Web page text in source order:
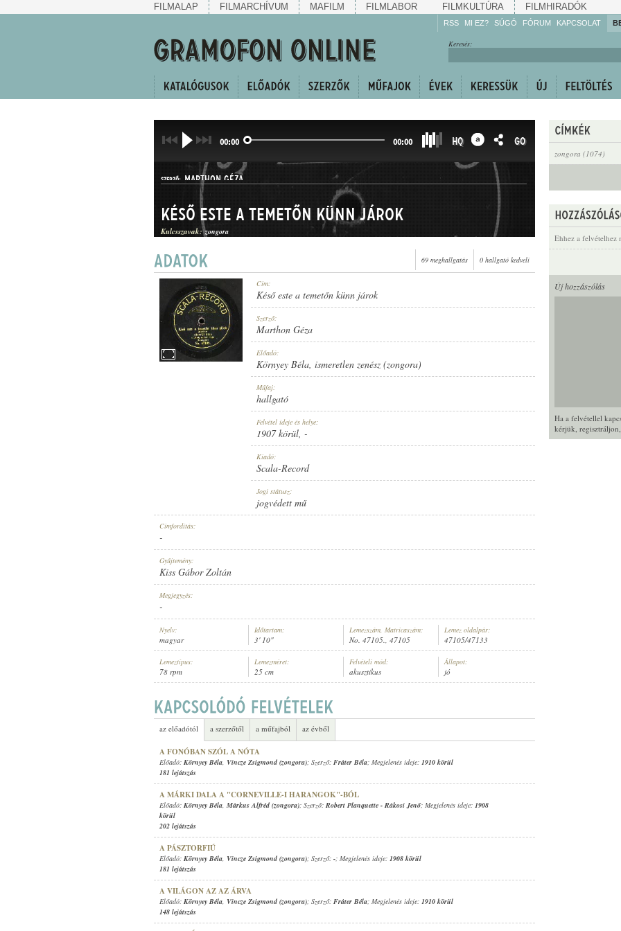
FILMALAP FILMARCHÍVUM MAFILM FILMLABOR FILMKULTÚRA FILMHIRADÓK
RSS MI EZ? SÚGÓ
Gyarapítsa!
FÓRUM KAPCSOLAT
Keresés:
zongora (1074)
Ehhez a felvételhez
Új hozzászólás
Ha a felvétellel
kérjük, regisztráljon
00:00 00:00 HQ GO
KÖRNYEY BÉLA ISMERETLEN ZENÉSZ (ZONGORA)
SZERZŐ: MARTHON GÉZA
HALLGATÓ
LEMEZSZÁM:
Késő este a temetőn künn járok
Kulcsszavak: zongora
69 meghallgatás 0 hallgató kedveli
Cím:
Késő este a temetőn künn járok
Szerző:
Marthon Géza
Előadó:
Környey Béla, ismeretlen zenész (zongora)
Műfaj:
hallgató
Felvétel ideje és helye:
1907 körül, -
Kiadó:
Scala-Record
Jogi státusz:
jogvédett mű
Címfordítás:
-
Gyűjtemény:
Kiss Gábor Zoltán
Megjegyzés:
-
Nyelv:
magyar
Időtartam:
3' 10"
Lemezszám, Matricaszám:
No. 47105., 47105
Lemez oldalpár:
47105/47133
Lemeztípus:
78 rpm
Lemezméret:
25 cm
Felvételi mód:
akusztikus
Állapot:
jó
az előadótól a szerzőtől a műfajból az évből
A FONÓBAN SZÓL A NÓTA
Előadó: Környey Béla, Vincze Zsigmond (zongora); Szerző: Fráter Béla; Megjelenés ideje: 1910 körül
181 lejátszás
A MÁRKI DALA A "CORNEVILLE-I HARANGOK"-BÓL
Előadó: Környey Béla, Márkus Alfréd (zongora); Szerző: Robert Planquette - Rákosi Jenő; Megjelenés ideje: 1908
körül
202 lejátszás
A PÁSZTORFIÚ
Előadó: Környey Béla, Vincze Zsigmond (zongora); Szerző: -; Megjelenés ideje: 1908 körül
181 lejátszás
A VILÁGON AZ AZ ÁRVA
Előadó: Környey Béla, Vincze Zsigmond (zongora); Szerző: Fráter Béla; Megjelenés ideje: 1910 körül
148 lejátszás